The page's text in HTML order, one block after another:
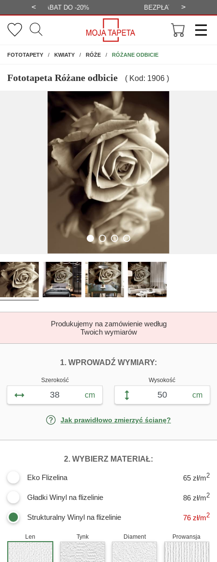
< BEZPŁATNA WIZUALIZACJA >
FOTOTAPETYNA ŚCIANĘ
KWIATY RÓŻE RÓŻANE ODBICIE
Fototapeta Różane odbicie ( Kod: 1906 )
Produkujemy na zamówienie według
Twoich wymiarów
1. WPROWADŹ WYMIARY:
Szerokość
cm
Wysokość
cm
Jak prawidłowo zmierzyć ścianę?
2. WYBIERZ MATERIAŁ:
Eko Flizelina 65 zł/m2
Gładki Winyl na flizelinie 86 zł/m2
Strukturalny Winyl na flizelinie 76 zł/m2
Len Tynk Diament Prowansja